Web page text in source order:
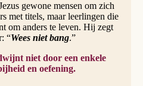
gewone mensen om zich
met titels, maar leerlingen die
om anders te leven. Hij zegt
“Wees niet bang.”
niet door een enkele
en oefening.